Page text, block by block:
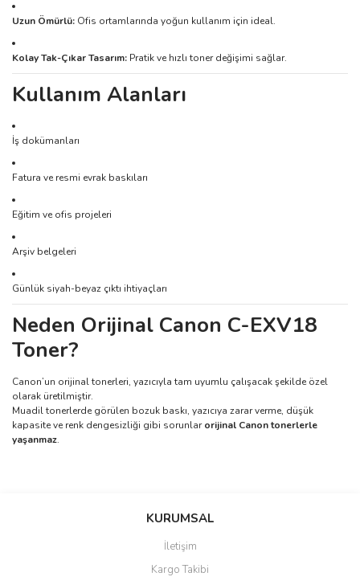
Uzun Ömürlü: Ofis ortamlarında yoğun kullanım için ideal.
Kolay Tak-Çıkar Tasarım: Pratik ve hızlı toner değişimi sağlar.
Kullanım Alanları
İş dokümanları
Fatura ve resmi evrak baskıları
Eğitim ve ofis projeleri
Arşiv belgeleri
Günlük siyah-beyaz çıktı ihtiyaçları
Neden Orijinal Canon C-EXV18
Toner?
Canon’un orijinal tonerleri, yazıcıyla tam uyumlu çalışacak şekilde özel
olarak üretilmiştir.
Muadil tonerlerde görülen bozuk baskı, yazıcıya zarar verme, düşük
kapasite ve renk dengesizliği gibi sorunlarorijinal Canon tonerlerle
yaşanmaz.
Bu ürüne ilk yorumu siz yapın!
Ürün resmi kalitesiz, bozuk veya görüntülenemiyor.
KURUMSAL
İletişim
Kargo Takibi